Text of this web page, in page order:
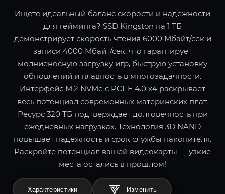
Ищете идеальный баланс скорости и надежности
для гейминга? SSD Kingston на 1 ТБ
демонстрирует скорость чтения 6000 Мбайт/сек и
записи 4000 Мбайт/сек, что гарантирует
молниеносную загрузку игр, быструю установку
обновлений и плавность в многозадачности.
Интерфейс M.2 NVMe с PCI-E 4.0 x4 раскрывает
весь потенциал современных материнских плат.
Ресурс 320 ТБ подтверждает долговечность при
ежедневных нагрузках. Технология 3D NAND
повышает надежность и срок службы накопителя.
Раскройте потенциал вашей видеокарты — узкие
места остались в прошлом!
Характеристики